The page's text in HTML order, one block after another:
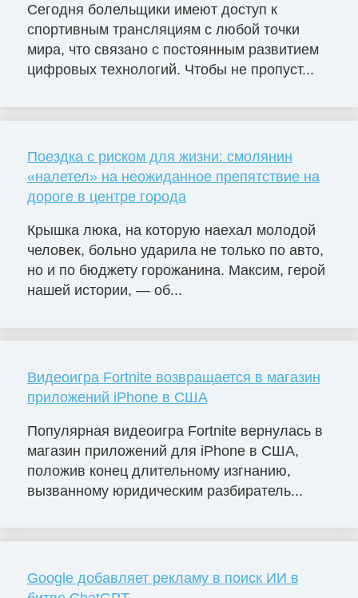
Сегодня болельщики имеют доступ к
спортивным трансляциям с любой точки
мира, что связано с постоянным развитием
цифровых технологий. Чтобы не пропуст...
Поездка с риском для жизни: смолянин
«налетел» на неожиданное препятствие на
дороге в центре города
Крышка люка, на которую наехал молодой
человек, больно ударила не только по авто,
но и по бюджету горожанина. Максим, герой
нашей истории, — об...
Видеоигра Fortnite возвращается в магазин
приложений iPhone в США
Популярная видеоигра Fortnite вернулась в
магазин приложений для iPhone в США,
положив конец длительному изгнанию,
вызванному юридическим разбиратель...
Google добавляет рекламу в поиск ИИ в